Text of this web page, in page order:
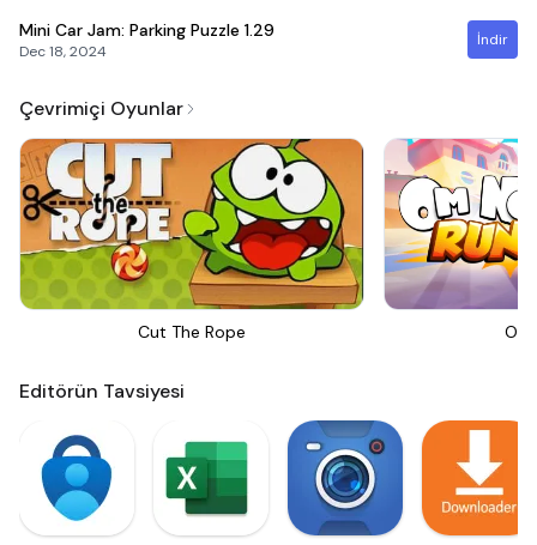
Mini Car Jam: Parking Puzzle 1.29
Dec 18, 2024
İndir
Çevrimiçi Oyunlar
Cut The Rope Om
Editörün Tavsiyesi